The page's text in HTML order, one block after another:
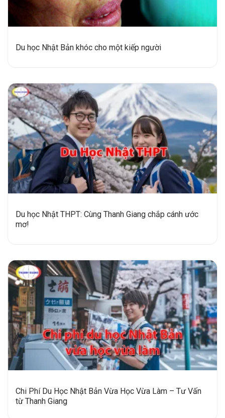
Du học Nhật Bản khóc cho một kiếp người
Du học Nhật THPT: Cùng Thanh Giang chắp cánh ước
mơ!
Chi Phí Du Học Nhật Bản Vừa Học Vừa Làm – Tư Vấn
từ Thanh Giang